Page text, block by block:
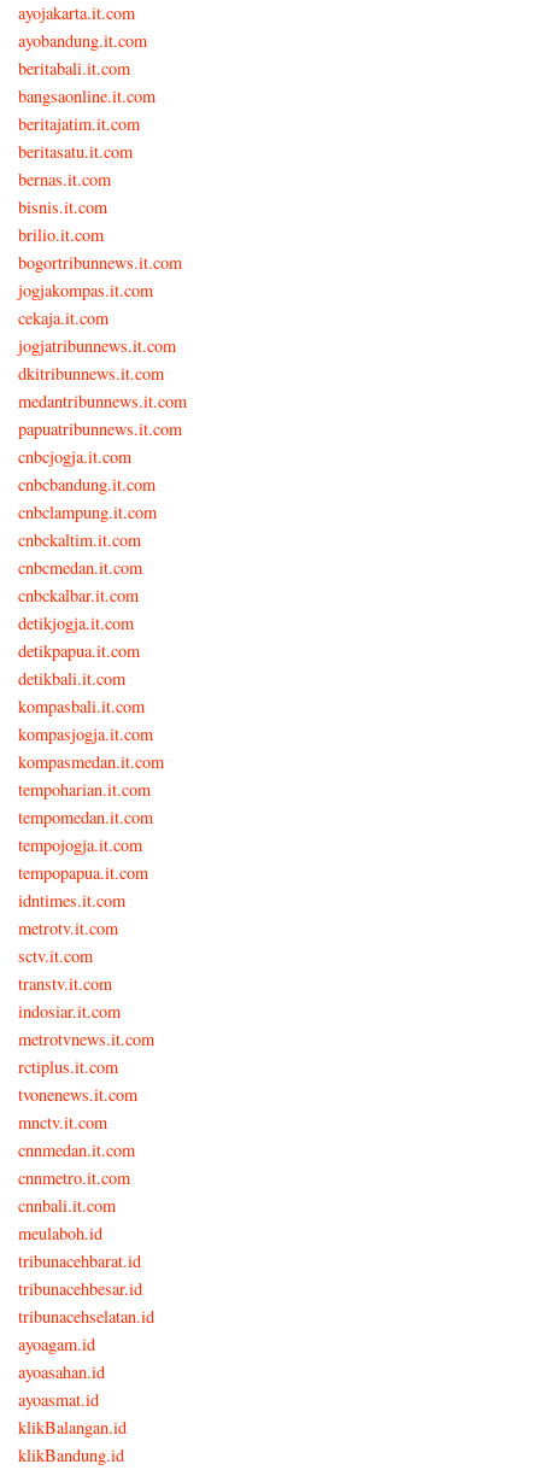
ayojakarta.it.com
ayobandung.it.com
beritabali.it.com
bangsaonline.it.com
beritajatim.it.com
beritasatu.it.com
bernas.it.com
bisnis.it.com
brilio.it.com
bogortribunnews.it.com
jogjakompas.it.com
cekaja.it.com
jogjatribunnews.it.com
dkitribunnews.it.com
medantribunnews.it.com
papuatribunnews.it.com
cnbcjogja.it.com
cnbcbandung.it.com
cnbclampung.it.com
cnbckaltim.it.com
cnbcmedan.it.com
cnbckalbar.it.com
detikjogja.it.com
detikpapua.it.com
detikbali.it.com
kompasbali.it.com
kompasjogja.it.com
kompasmedan.it.com
tempoharian.it.com
tempomedan.it.com
tempojogja.it.com
tempopapua.it.com
idntimes.it.com
metrotv.it.com
sctv.it.com
transtv.it.com
indosiar.it.com
metrotvnews.it.com
rctiplus.it.com
tvonenews.it.com
mnctv.it.com
cnnmedan.it.com
cnnmetro.it.com
cnnbali.it.com
meulaboh.id
tribunacehbarat.id
tribunacehbesar.id
tribunacehselatan.id
ayoagam.id
ayoasahan.id
ayoasmat.id
klikBalangan.id
klikBandung.id